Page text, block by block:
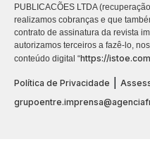
PUBLICACÕES LTDA
realizamos cobranças e que
contrato de assinatura da revista
autorizamos terceiros a fazê-lo,
conteúdo digital “https://
Política de Privacidade